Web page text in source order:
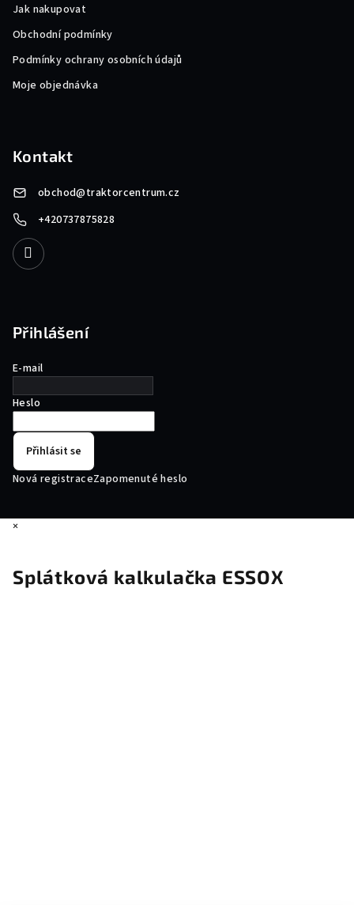
Jak nakupovat
Obchodní podmínky
Podmínky ochrany osobních údajů
Moje objednávka
Kontakt
obchod@traktorcentrum.cz
+420737875828
Přihlášení
E-mail
Heslo
Přihlásit se
Nová registraceZapomenuté heslo
×
Splátková kalkulačka ESSOX